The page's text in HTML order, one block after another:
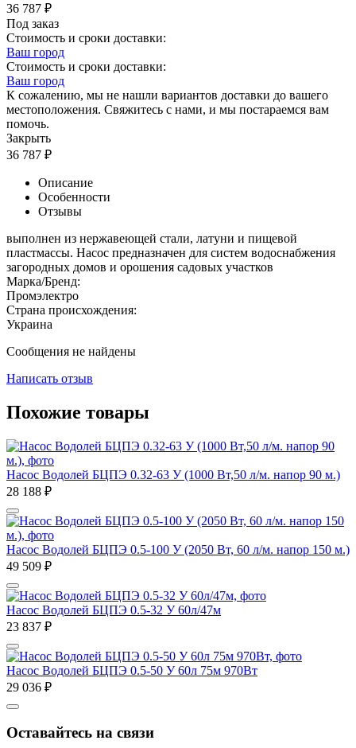
36 787 ₽
Под заказ
Стоимость и сроки доставки:
Ваш город
Стоимость и сроки доставки:
Ваш город
К сожалению, мы не нашли вариантов доставки до вашего
местоположения. Свяжитесь с нами, и мы постараемся вам
помочь.
Закрыть
36 787 ₽
Описание
Особенности
Отзывы
выполнен из нержавеющей стали, латуни и пищевой
пластмассы. Насос предназначен для систем водоснабжения
загородных домов и орошения садовых участков
Марка/Бренд:
Промэлектро
Страна происхождения:
Украина
Сообщения не найдены
Написать отзыв
Похожие товары
Насос Водолей БЦПЭ 0.32-63 У (1000 Вт,50 л/м. напор 90 м.)
28 188 ₽
Насос Водолей БЦПЭ 0.5-100 У (2050 Вт, 60 л/м. напор 150 м.)
49 509 ₽
Насос Водолей БЦПЭ 0.5-32 У 60л/47м
23 837 ₽
Насос Водолей БЦПЭ 0.5-50 У 60л 75м 970Вт
29 036 ₽
Оставайтесь на связи